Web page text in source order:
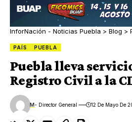
InforNación - Noticias Puebla > Blog >
PAÍS PUEBLA
Puebla lleva
Registro Civil a la
M- Director General 12 De Mayo De